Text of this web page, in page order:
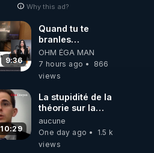
Why this ad?
9:36
Quand tu te
branles
bonhomme tu
émets des ondes
ils ont juste omis
OHM ÉGA MAN
7 hours ago
866
views
10:29
La stupidité de la
théorie sur la
responsabilité de
l’homme
concernant le
aucune
One day ago
1.5 k
views